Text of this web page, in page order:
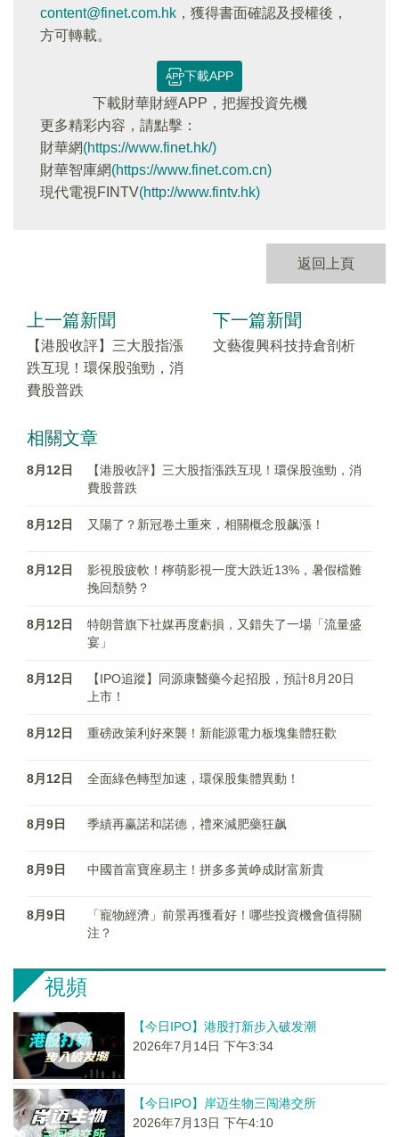
content@finet.com.hk ，獲得書面確認及授權後，
方可轉載。
下載APP
下載財華財經APP，把握投資先機
更多精彩内容，請點擊：
財華網(https://www.finet.hk/)
財華智庫網(https://www.finet.com.cn)
現代電視FINTV(http://www.fintv.hk)
返回上頁
上一篇新聞
【港股收評】三大股指漲
跌互現！環保股強勁，消
費股普跌
下一篇新聞
文藝復興科技持倉剖析
相關文章
8月12日
【港股收評】三大股指漲跌互現！環保股強勁，消
費股普跌
8月12日 又陽了？新冠卷土重來，相關概念股飙漲！
8月12日
影視股疲軟！檸萌影視一度大跌近13%，暑假檔難
挽回頹勢？
8月12日
特朗普旗下社媒再度虧損，又錯失了一場「流量盛
宴」
8月12日
【IPO追蹤】同源康醫藥今起招股，預計8月20日
上市！
8月12日 重磅政策利好來襲！新能源電力板塊集體狂歡
8月12日 全面綠色轉型加速，環保股集體異動！
8月9日 季績再赢諾和諾德，禮來減肥藥狂飙
8月9日 中國首富寶座易主！拼多多黃峥成財富新貴
8月9日
「寵物經濟」前景再獲看好！哪些投資機會值得關
注？
視頻
【今日IPO】港股打新步入破发潮
2026年7月14日 下午3:34
【今日IPO】岸迈生物三闯港交所
2026年7月13日 下午4:10